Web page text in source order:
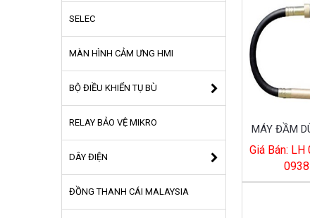
SELEC
MÀN HÌNH CẢM ƯNG HMI
BỘ ĐIỀU KHIỂN TỤ BÙ
RELAY BẢO VỆ MIKRO
DÂY ĐIỆN
ĐỒNG THANH CÁI MALAYSIA
MÁY ĐẦM
Giá Bán: